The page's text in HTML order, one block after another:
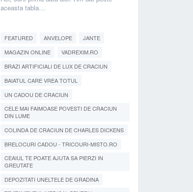
aceasta tabla…
FEATURED ANVELOPE
JANTE
MAGAZIN ONLINE
VADREXIM.RO
BRAZI ARTIFICIALI DE LUX DE CRACIUN
BAIATUL CARE VREA TOTUL
UN CADOU DE CRACIUN
CELE MAI FAIMOASE POVESTI DE CRACIUN
DIN LUME
COLINDA DE CRACIUN DE CHARLES DICKENS
BRELOCURI CADOU - TRICOURI-MISTO.RO
CEAIUL TE POATE AJUTA SA PIERZI IN
GREUTATE
DEPOZITATI UNELTELE DE GRADINA